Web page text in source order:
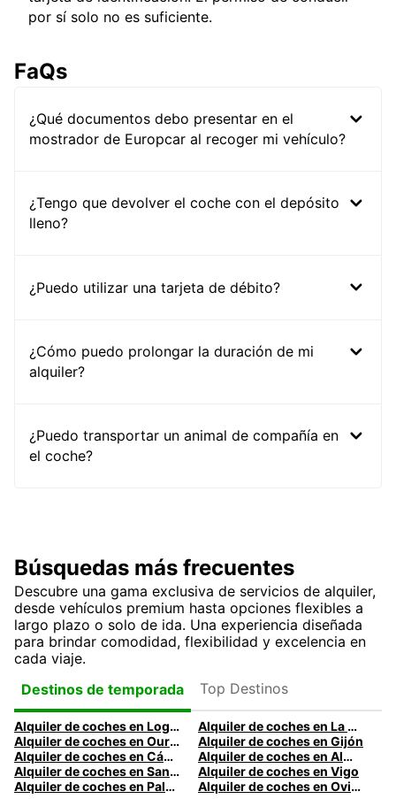
por sí solo no es suficiente.
FaQs
¿Qué documentos debo presentar en el
mostrador de Europcar al recoger mi vehículo?
¿Tengo que devolver el coche con el depósito
lleno?
¿Puedo utilizar una tarjeta de débito?
¿Cómo puedo prolongar la duración de mi
alquiler?
¿Puedo transportar un animal de compañía en
el coche?
Búsquedas más frecuentes
Descubre una gama exclusiva de servicios de alquiler,
desde vehículos premium hasta opciones flexibles a
largo plazo o solo de ida. Una experiencia diseñada
para brindar comodidad, flexibilidad y excelencia en
cada viaje.
Destinos de temporada
Top Destinos
Alquiler de coches en Logroño
Alquiler de coches en La Coruña
Alquiler de coches en Ourense
Alquiler de coches en Gijón
Alquiler de coches en Cádiz
Alquiler de coches en Almería
Alquiler de coches en Santander
Alquiler de coches en Vigo
Alquiler de coches en Palma
Alquiler de coches en Oviedo